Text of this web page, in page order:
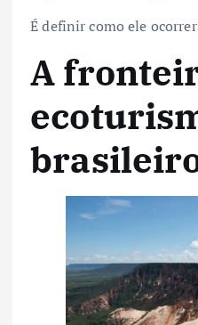
É definir como ele
A